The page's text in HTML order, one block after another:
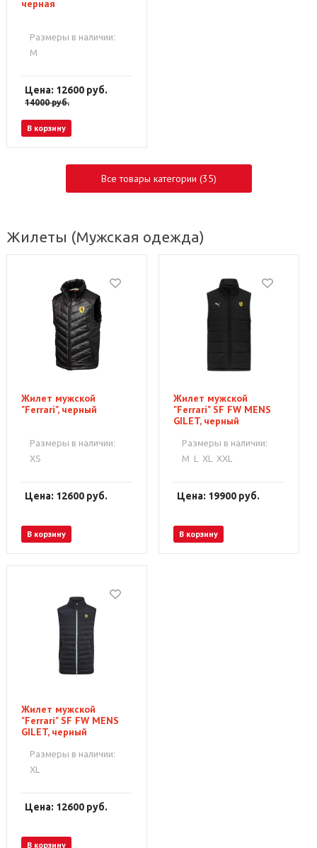
черная
Размеры в наличии:
M
Цена: 12600 руб.
14000руб.
В корзину
Все товары категории (35)
Жилеты (Мужская одежда)
Жилет мужской
"Ferrari", черный
Размеры в наличии:
XS
Цена: 12600 руб.
В корзину
Жилет мужской
"Ferrari" SF FW MENS
GILET, черный
Размеры в наличии:
M L XL XXL
Цена: 19900 руб.
В корзину
Жилет мужской
"Ferrari" SF FW MENS
GILET, черный
Размеры в наличии:
XL
Цена: 12600 руб.
В корзину